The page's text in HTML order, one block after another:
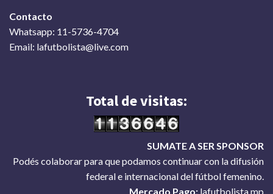
Contacto
Whatsapp: 11-5736-4704
Email: lafutbolista@live.com
Total de visitas:
SUMATE A SER SPONSOR
Podés colaborar para que podamos continuar con la difusión
federal e internacional del fútbol femenino.
Mercado Pago: lafutbolista.mp